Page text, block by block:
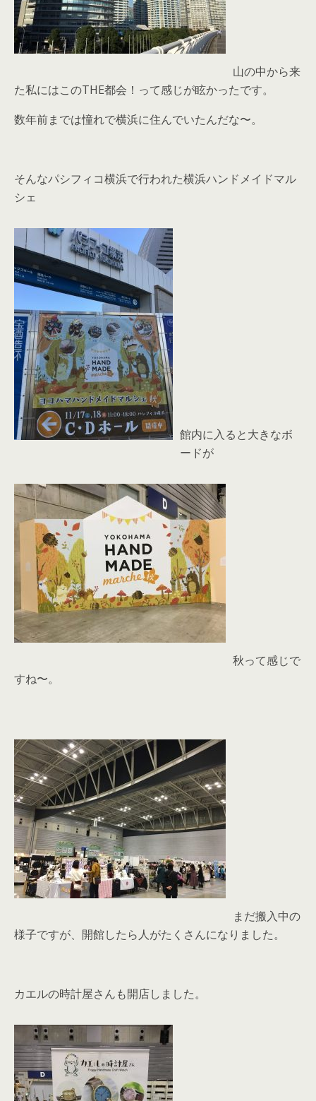
山の中から来
た私にはこのTHE都会！って感じが眩かったです。
数年前までは憧れで横浜に住んでいたんだな〜。
そんなパシフィコ横浜で行われた横浜ハンドメイドマル
シェ
館内に入ると大きなボ
ードが
秋って感じで
すね〜。
まだ搬入中の
様子ですが、開館したら人がたくさんになりました。
カエルの時計屋さんも開店しました。